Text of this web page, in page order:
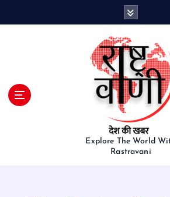
Explore The World
Rastravani